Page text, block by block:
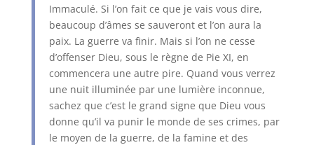
Immaculé. Si l’on fait ce que je vais vous dire,
beaucoup d’âmes se sauveront et l’on aura la
paix. La guerre va finir. Mais si l’on ne cesse
d’offenser Dieu, sous le règne de Pie XI, en
commencera une autre pire. Quand vous verrez
une nuit illuminée par une lumière inconnue,
sachez que c’est le grand signe que Dieu vous
donne qu’il va punir le monde de ses crimes, par
le moyen de la guerre, de la famine et des